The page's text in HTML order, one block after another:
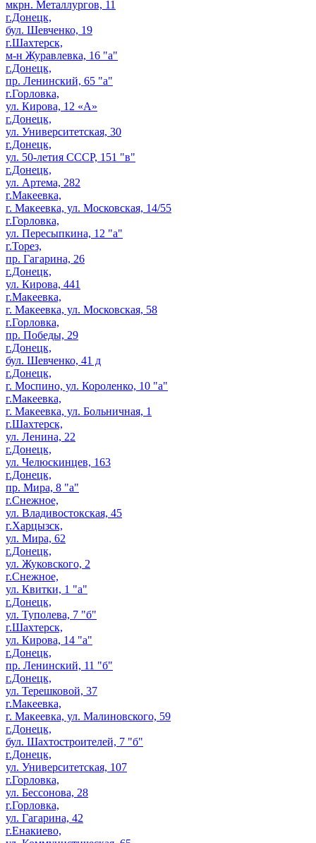
мкрн. Металлургов, 11
г.Донецк,
бул. Шевченко, 19
г.Шахтерск,
м-н Журавлевка, 16 "а"
г.Донецк,
пр. Ленинский, 65 "а"
г.Горловка,
ул. Кирова, 12 «А»
г.Донецк,
ул. Университетская, 30
г.Донецк,
ул. 50-летия СССР, 151 "в"
г.Донецк,
ул. Артема, 282
г.Макеевка,
г. Макеевка, ул. Московская, 14/55
г.Горловка,
ул. Пересыпкина, 12 "а"
г.Торез,
пр. Гагарина, 26
г.Донецк,
ул. Кирова, 441
г.Макеевка,
г. Макеевка, ул. Московская, 58
г.Горловка,
пр. Победы, 29
г.Донецк,
бул. Шевченко, 41 д
г.Донецк,
г. Моспино, ул. Короленко, 10 "а"
г.Макеевка,
г. Макеевка, ул. Больничная, 1
г.Шахтерск,
ул. Ленина, 22
г.Донецк,
ул. Челюскинцев, 163
г.Донецк,
пр. Мира, 8 "а"
г.Снежное,
ул. Владивостокская, 45
г.Харцызск,
ул. Мира, 62
г.Донецк,
ул. Жуковского, 2
г.Снежное,
ул. Квитки, 1 "а"
г.Донецк,
ул. Туполева, 7 "б"
г.Шахтерск,
ул. Кирова, 14 "а"
г.Донецк,
пр. Ленинский, 11 "б"
г.Донецк,
ул. Терешковой, 37
г.Макеевка,
г. Макеевка, ул. Малиновского, 59
г.Донецк,
бул. Шахтостроителей, 7 "б"
г.Донецк,
ул. Университетская, 107
г.Горловка,
ул. Бессонова, 28
г.Горловка,
ул. Гагарина, 42
г.Енакиево,